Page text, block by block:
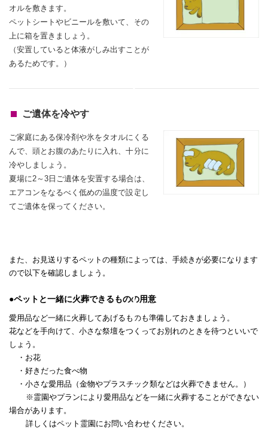
オルを敷きます。
ペットシートやビニールを敷いて、その
上に箱を置きましょう。
（安置していると体液がしみ出すことが
あるためです。）
ご遺体を冷やす
ご家庭にある保冷剤や氷をタオルにくる
んで、頭とお腹のあたりに入れ、 十分に
冷やしましょう。
夏場に2～3日ご遺体を安置する場合は、
エアコンをなるべく低めの温度で設定し
てご遺体を保ってください。
また、お見送りするペットの種類によっては、手続きが必要になります
ので以下を確認しましょう。
●ペットと一緒に火葬できるものの用意
愛用品など一緒に火葬してあげるものも準備しておきましょう。
花などを手向けて、小さな祭壇をつくってお別れのときを待つといいで
しょう。
・お花
・好きだった食べ物
・小さな愛用品（金物やプラスチック類などは火葬できません。）
※霊園やプランにより愛用品などを一緒に火葬することができない
場合があります。
詳しくはペット霊園にお問い合わせください。